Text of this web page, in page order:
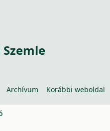
Archívum Korábbi weboldal